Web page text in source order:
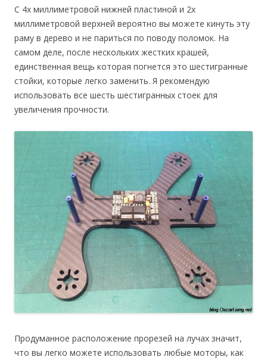
С 4х миллиметровой нижней пластиной и 2х
миллиметровой верхней вероятно вы можете кинуть эту
раму в дерево и не париться по поводу поломок. На
самом деле, после нескольких жестких крашей,
единственная вещь которая погнется это шестигранные
стойки, которые легко заменить. Я рекомендую
использовать все шесть шестигранных стоек для
увеличения прочности.
Продуманное расположение прорезей на лучах значит,
что вы легко можете использовать любые моторы, как